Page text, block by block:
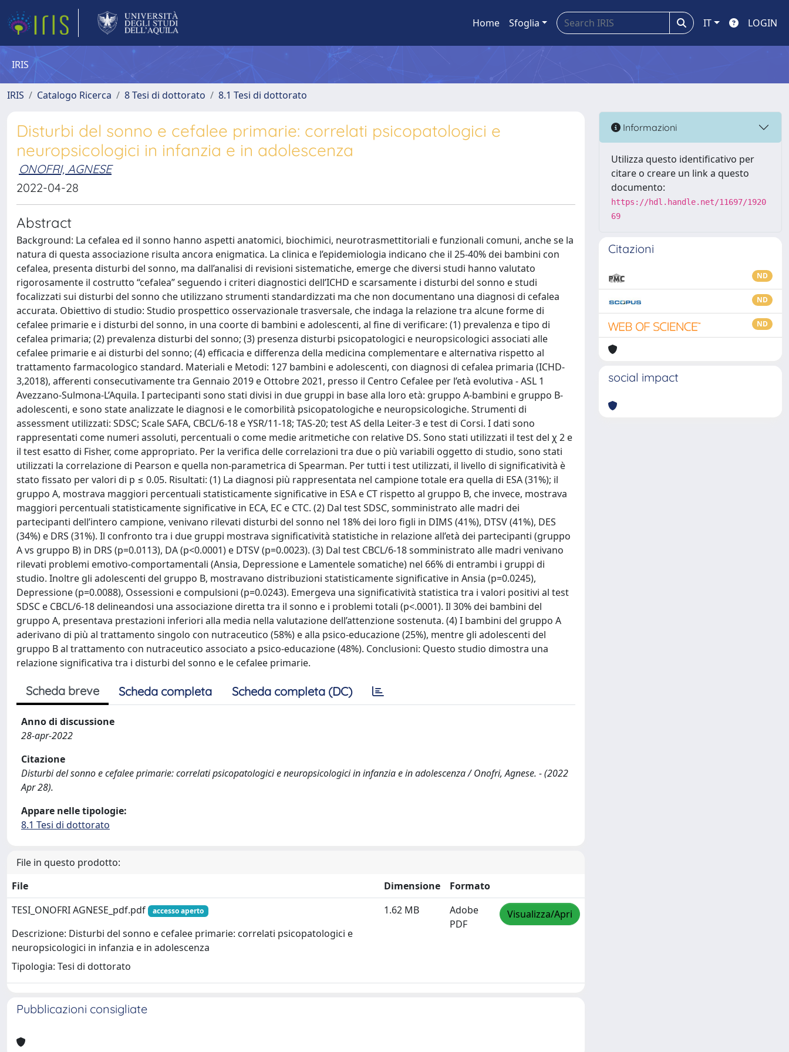
Home Sfoglia IT LOGIN
IRIS
IRIS Catalogo Ricerca 8 Tesi di dottorato 8.1 Tesi di dottorato
Disturbi del sonno e cefalee primarie: correlati psicopatologici e
neuropsicologici in infanzia e in adolescenza
ONOFRI, AGNESE
2022-04-28
Abstract
Background: La cefalea ed il sonno hanno aspetti anatomici, biochimici, neurotrasmettitoriali e funzionali comuni, anche se la
natura di questa associazione risulta ancora enigmatica. La clinica e l’epidemiologia indicano che il 25-40% dei bambini con
cefalea, presenta disturbi del sonno, ma dall’analisi di revisioni sistematiche, emerge che diversi studi hanno valutato
rigorosamente il costrutto “cefalea” seguendo i criteri diagnostici dell’ICHD e scarsamente i disturbi del sonno e studi
focalizzati sui disturbi del sonno che utilizzano strumenti standardizzati ma che non documentano una diagnosi di cefalea
accurata. Obiettivo di studio: Studio prospettico osservazionale trasversale, che indaga la relazione tra alcune forme di
cefalee primarie e i disturbi del sonno, in una coorte di bambini e adolescenti, al fine di verificare: (1) prevalenza e tipo di
cefalea primaria; (2) prevalenza disturbi del sonno; (3) presenza disturbi psicopatologici e neuropsicologici associati alle
cefalee primarie e ai disturbi del sonno; (4) efficacia e differenza della medicina complementare e alternativa rispetto al
trattamento farmacologico standard. Materiali e Metodi: 127 bambini e adolescenti, con diagnosi di cefalea primaria (ICHD-
3,2018), afferenti consecutivamente tra Gennaio 2019 e Ottobre 2021, presso il Centro Cefalee per l’età evolutiva - ASL 1
Avezzano-Sulmona-L’Aquila. I partecipanti sono stati divisi in due gruppi in base alla loro età: gruppo A-bambini e gruppo B-
adolescenti, e sono state analizzate le diagnosi e le comorbilità psicopatologiche e neuropsicologiche. Strumenti di
assessment utilizzati: SDSC; Scale SAFA, CBCL/6-18 e YSR/11-18; TAS-20; test AS della Leiter-3 e test di Corsi. I dati sono
rappresentati come numeri assoluti, percentuali o come medie aritmetiche con relative DS. Sono stati utilizzati il test del χ 2 e
il test esatto di Fisher, come appropriato. Per la verifica delle correlazioni tra due o più variabili oggetto di studio, sono stati
utilizzati la correlazione di Pearson e quella non-parametrica di Spearman. Per tutti i test utilizzati, il livello di significatività è
stato fissato per valori di p ≤ 0.05. Risultati: (1) La diagnosi più rappresentata nel campione totale era quella di ESA (31%); il
gruppo A, mostrava maggiori percentuali statisticamente significative in ESA e CT rispetto al gruppo B, che invece, mostrava
maggiori percentuali statisticamente significative in ECA, EC e CTC. (2) Dal test SDSC, somministrato alle madri dei
partecipanti dell’intero campione, venivano rilevati disturbi del sonno nel 18% dei loro figli in DIMS (41%), DTSV (41%), DES
(34%) e DRS (31%). Il confronto tra i due gruppi mostrava significatività statistiche in relazione all’età dei partecipanti (gruppo
A vs gruppo B) in DRS (p=0.0113), DA (p<0.0001) e DTSV (p=0.0023). (3) Dal test CBCL/6-18 somministrato alle madri venivano
rilevati problemi emotivo-comportamentali (Ansia, Depressione e Lamentele somatiche) nel 66% di entrambi i gruppi di
studio. Inoltre gli adolescenti del gruppo B, mostravano distribuzioni statisticamente significative in Ansia (p=0.0245),
Depressione (p=0.0088), Ossessioni e compulsioni (p=0.0243). Emergeva una significatività statistica tra i valori positivi al test
SDSC e CBCL/6-18 delineandosi una associazione diretta tra il sonno e i problemi totali (p<.0001). Il 30% dei bambini del
gruppo A, presentava prestazioni inferiori alla media nella valutazione dell’attenzione sostenuta. (4) I bambini del gruppo A
aderivano di più al trattamento singolo con nutraceutico (58%) e alla psico-educazione (25%), mentre gli adolescenti del
gruppo B al trattamento con nutraceutico associato a psico-educazione (48%). Conclusioni: Questo studio dimostra una
relazione significativa tra i disturbi del sonno e le cefalee primarie.
Scheda breve Scheda completa Scheda completa (DC)
Anno di discussione
28-apr-2022
Citazione
Disturbi del sonno e cefalee primarie: correlati psicopatologici e neuropsicologici in infanzia e in adolescenza / Onofri, Agnese. - (2022
Apr 28).
Appare nelle tipologie:
8.1 Tesi di dottorato
File in questo prodotto:
File
Dimensione
Formato
TESI_ONOFRI AGNESE_pdf.pdf
accesso aperto
Descrizione: Disturbi del sonno e cefalee primarie: correlati psicopatologici e
neuropsicologici in infanzia e in adolescenza
Tipologia: Tesi di dottorato
1.62 MB
Adobe
PDF
Visualizza/Apri
Pubblicazioni consigliate
Informazioni
Utilizza questo identificativo per
citare o creare un link a questo
documento:
https://hdl.handle.net/11697/1920
69
Citazioni
ND
ND
ND
social impact